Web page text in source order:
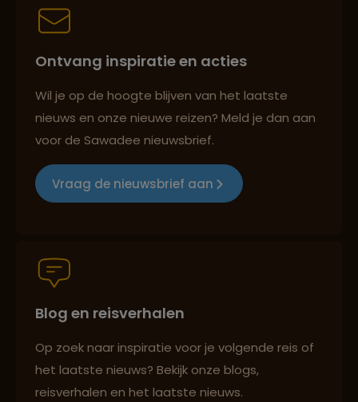
Persoonlijk en deskundig reisadvies
Groepsreizen mét indivuele vrijheid
Persoonlijk en deskundig reisadvies
Reizen met oog voor mens, cultuur en milieu
Ontvang inspiratie en acties
Wil je op de hoogte blijven van het laatste
nieuws en onze nieuwe reizen? Meld je dan aan
voor de Sawadee nieuwsbrief.
Vraag de nieuwsbrief aan
Blog en reisverhalen
Op zoek naar inspiratie voor je volgende reis of
het laatste nieuws? Bekijk onze blogs,
reisverhalen en het laatste nieuws.